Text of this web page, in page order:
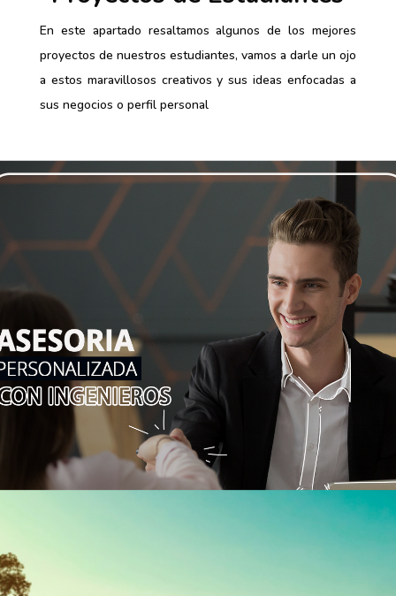
En este apartado resaltamos algunos de los mejores
proyectos de nuestros estudiantes, vamos a darle un ojo
a estos maravillosos creativos y sus ideas enfocadas a
sus negocios o perfil personal